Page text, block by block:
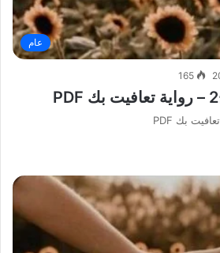
عام
165